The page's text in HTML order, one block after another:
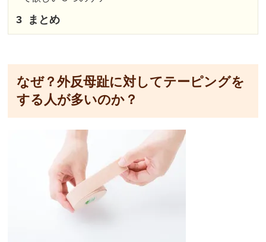
3 まとめ
なぜ？外反母趾に対してテーピングを
する人が多いのか？